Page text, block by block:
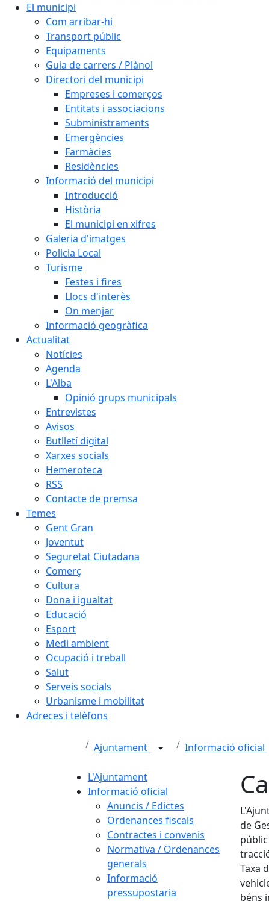
El municipi
Com arribar-hi
Transport públic
Equipaments
Guia de carrers / Plànol
Directori del municipi
Empreses i comerços
Entitats i associacions
Subministraments
Emergències
Farmàcies
Residències
Informació del municipi
Introducció
Història
El municipi en xifres
Galeria d'imatges
Policia Local
Turisme
Festes i fires
Llocs d'interès
On menjar
Informació geogràfica
Actualitat
Notícies
Agenda
L'Alba
Opinió grups municipals
Entrevistes
Avisos
Butlletí digital
Xarxes socials
Hemeroteca
RSS
Contacte de premsa
Temes
Gent Gran
Joventut
Seguretat Ciutadana
Comerç
Cultura
Dona i igualtat
Educació
Esport
Medi ambient
Ocupació i treball
Salut
Serveis socials
Urbanisme i mobilitat
Adreces i telèfons
Ajuntament Informació oficial
L'Ajuntament
Informació oficial
Anuncis / Edictes
Ordenances fiscals
Contractes i convenis
Normativa / Ordenances
generals
Informació
pressupostaria
de
Taxa
béns